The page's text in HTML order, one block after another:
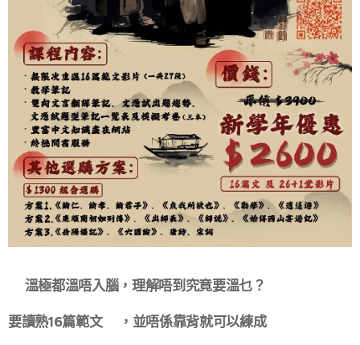
😵‍💫溫極都溫唔入腦，理解唔到究竟要溫乜？😵‍💫
要讀熟16篇範文📜，並唔係靠背就可以練成